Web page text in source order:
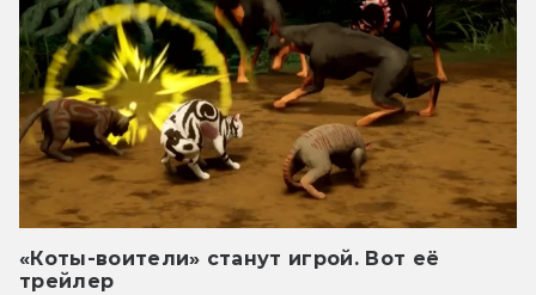
«Коты-воители» станут игрой. Вот её
трейлер